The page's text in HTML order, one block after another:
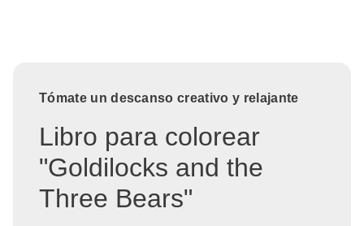
Tómate un descanso creativo y relajante
Libro para colorear
"Goldilocks and the
Three Bears"